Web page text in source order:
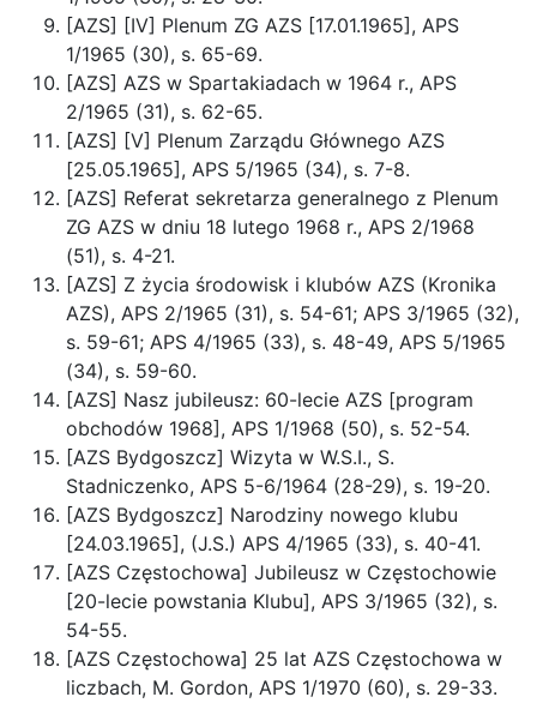
[AZS] [IV] Plenum ZG AZS [17.01.1965], APS
1/1965 (30), s. 65-69.
[AZS] AZS w Spartakiadach w 1964 r., APS
2/1965 (31), s. 62-65.
[AZS] [V] Plenum Zarządu Głównego AZS
[25.05.1965], APS 5/1965 (34), s. 7-8.
[AZS] Referat sekretarza generalnego z Plenum
ZG AZS w dniu 18 lutego 1968 r., APS 2/1968
(51), s. 4-21.
[AZS] Z życia środowisk i klubów AZS (Kronika
AZS), APS 2/1965 (31), s. 54-61; APS 3/1965 (32),
s. 59-61; APS 4/1965 (33), s. 48-49, APS 5/1965
(34), s. 59-60.
[AZS] Nasz jubileusz: 60-lecie AZS [program
obchodów 1968], APS 1/1968 (50), s. 52-54.
[AZS Bydgoszcz] Wizyta w W.S.I., S.
Stadniczenko, APS 5-6/1964 (28-29), s. 19-20.
[AZS Bydgoszcz] Narodziny nowego klubu
[24.03.1965], (J.S.) APS 4/1965 (33), s. 40-41.
[AZS Częstochowa] Jubileusz w Częstochowie
[20-lecie powstania Klubu], APS 3/1965 (32), s.
54-55.
[AZS Częstochowa] 25 lat AZS Częstochowa w
liczbach, M. Gordon, APS 1/1970 (60), s. 29-33.